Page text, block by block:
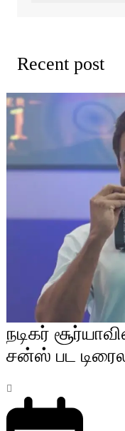
Recent post
நடிகர்
சன்ஸ் பட